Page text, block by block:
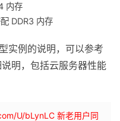
内存
DDR3 内存
实例的说明，可以参考
明，包括云服务器性能
U/bLynLC 新老用户同